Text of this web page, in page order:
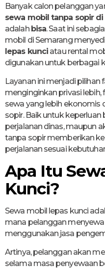
Banyak calon pelanggan
sewa mobil tanpa sopir di
adalah bisa. Saat ini
mobil di Semarang
lepas kunci atau rental
digunakan untuk berbagai
Layanan ini menjadi
menginginkan privasi lebih,
sewa yang lebih ekonomis
sopir. Baik untuk keperluan
perjalanan dinas, maupun
tanpa sopir memberikan
perjalanan sesuai
Apa Itu
Kunci?
Sewa mobil lepas kunci
mana pelanggan
menggunakan jasa
Artinya, pelanggan akan
selama masa penyewaan